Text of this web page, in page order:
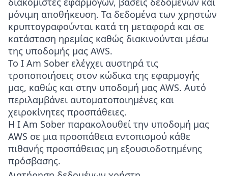
μόνιμη αποθήκευση. Τα δεδομένα των χρηστών
κρυπτογραφούνται κατά τη μεταφορά και σε
κατάσταση ηρεμίας καθώς διακινούνται μέσω
της υποδομής μας AWS.
Το I Am Sober ελέγχει αυστηρά τις
τροποποιήσεις στον κώδικα της εφαρμογής
μας, καθώς και στην υποδομή μας AWS. Αυτό
περιλαμβάνει αυτοματοποιημένες και
χειροκίνητες προσπάθειες.
Η I Am Sober παρακολουθεί την υποδομή μας
AWS σε μια προσπάθεια εντοπισμού κάθε
πιθανής προσπάθειας μη εξουσιοδοτημένης
πρόσβασης.